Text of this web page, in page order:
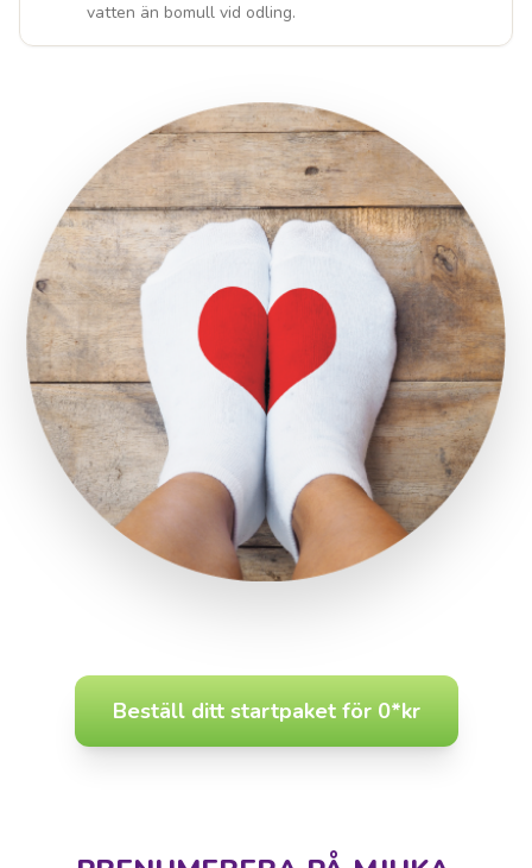
vatten än bomull vid odling.
Beställ ditt startpaket för 0*kr